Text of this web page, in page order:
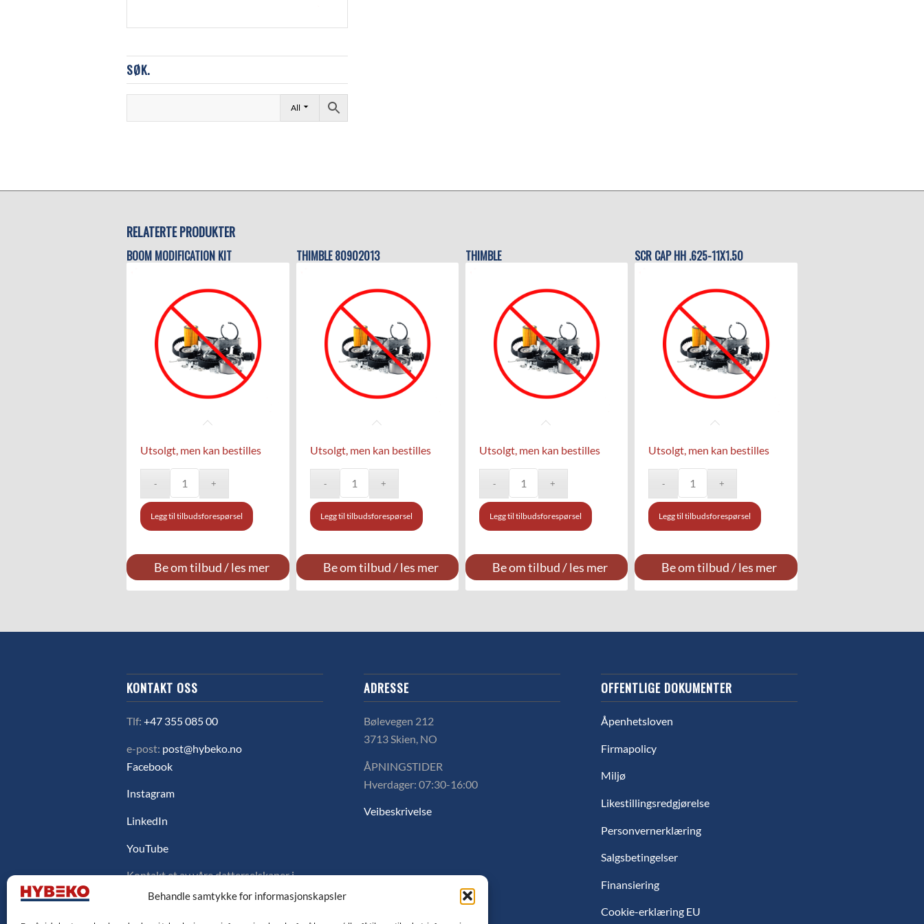
Behandle samtykke for informasjonskapsler
SØK.
All
RELATERTE PRODUKTER
BOOM MODIFICATION KIT
Utsolgt, men kan bestilles
Legg til tilbudsforespørsel
Be om tilbud / les mer
THIMBLE 80902013
Utsolgt, men kan bestilles
Legg til tilbudsforespørsel
Be om tilbud / les mer
THIMBLE
Utsolgt, men kan bestilles
Legg til tilbudsforespørsel
Be om tilbud / les mer
SCR CAP HH .625-11X1.50
Utsolgt, men kan bestilles
Legg til tilbudsforespørsel
Be om tilbud / les mer
KONTAKT OSS
Tlf:+47 355 085 00
e-post: post@hybeko.no
Facebook
Instagram
LinkedIn
YouTube
Kontakt et av våre datterselskaper i
Sverige, Danmark eller Finland ved å
ADRESSE
Bølevegen 212
3713 Skien, NO
ÅPNINGSTIDER
Hverdager: 07:30-16:00
Veibeskrivelse
OFFENTLIGE DOKUMENTER
Åpenhetsloven
Firmapolicy
Miljø
Likestillingsredgjørelse
Personvernerklæring
Salgsbetingelser
Finansiering
Cookie-erklæring EU